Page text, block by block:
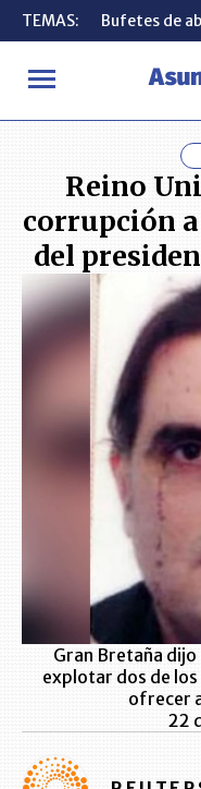
TEMAS: Bufetes de
INICIO ACTUALIDAD
TEMAS: Bufetes de
Reino
corrupción
del
Gran Bretaña
explotar dos de
ofrecer
22